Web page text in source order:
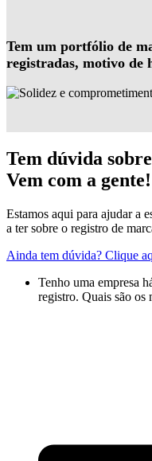
Tem um portfólio de
registradas, motivo de
Tem dúvida
Vem com a gente!
Estamos aqui para ajudar a
a ter sobre o registro de
Ainda tem dúvida? Clique
Tenho uma empresa
registro. Quais são os